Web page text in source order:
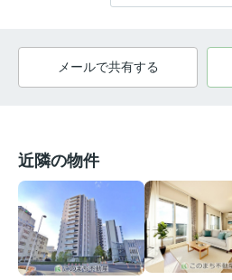
メールで共有する
近隣の物件